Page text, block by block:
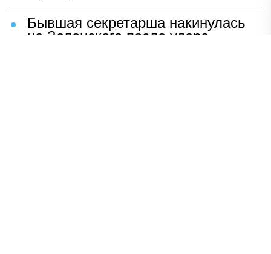
Бывшая секретарша накинулась
на Зеленского после удара